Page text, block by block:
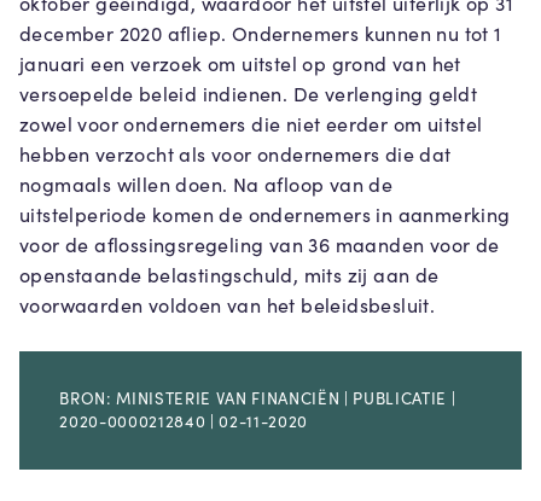
december 2020 afliep. Ondernemers kunnen nu tot 1
januari een verzoek om uitstel op grond van het
versoepelde beleid indienen. De verlenging geldt
zowel voor ondernemers die niet eerder om uitstel
hebben verzocht als voor ondernemers die dat
nogmaals willen doen. Na afloop van de
uitstelperiode komen de ondernemers in aanmerking
voor de aflossingsregeling van 36 maanden voor de
openstaande belastingschuld, mits zij aan de
voorwaarden voldoen van het beleidsbesluit.
BRON: MINISTERIE VAN FINANCIËN | PUBLICATIE |
2020-0000212840 | 02-11-2020